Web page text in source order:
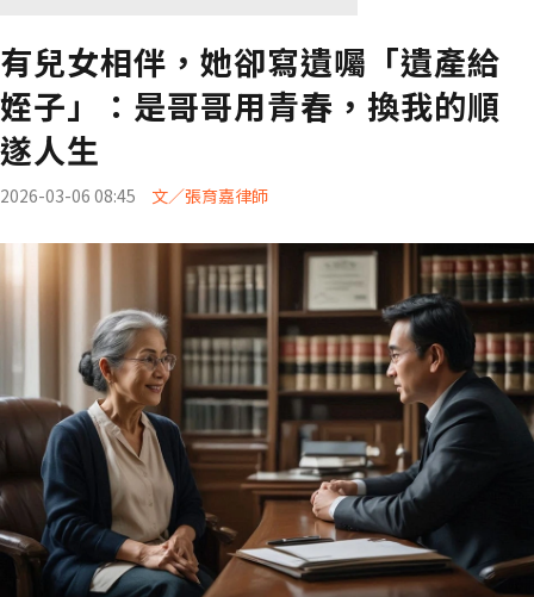
有兒女相伴，她卻寫遺囑「遺產給
姪子」：是哥哥用青春，換我的順
遂人生
2026-03-06 08:45 文／張育嘉律師